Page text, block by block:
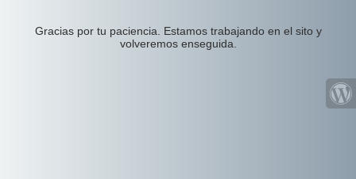
Gracias por tu paciencia. Estamos trabajando en el sito y
volveremos enseguida.